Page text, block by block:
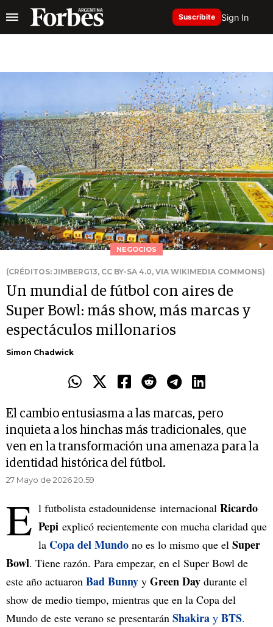
Suscribite Sign In
NEGOCIOS
(CRÉDITOS: JIMBERG13, CC BY-SA 4.0, VIA WIKIMEDIA COMMONS)
Un mundial de fútbol con aires de
Super Bowl: más show, más marcas y
espectáculos millonarios
Simon Chadwick
El cambio entusiasma a las marcas, pero
inquieta a los hinchas más tradicionales, que
ven en la transformación una amenaza para la
identidad histórica del fútbol.
27 Mayo de 2026 20.59
E l futbolista estadounidense internacional Ricardo
Pepi explicó recientemente con mucha claridad que
la Copa del Mundo no es lo mismo que el Super
Bowl. Tiene razón. Para empezar, en el Super Bowl de
este año actuaron Bad Bunny y Green Day durante el
show de medio tiempo, mientras que en la Copa del
Mundo de este verano se presentarán Shakira y BTS.